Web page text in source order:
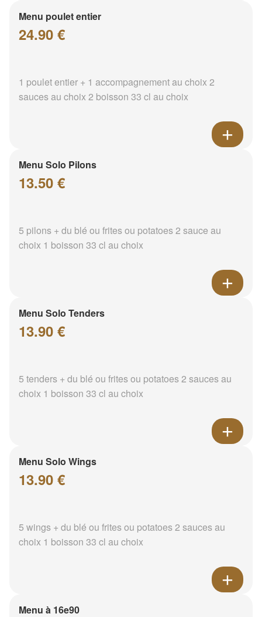
Menu poulet entier
24.90 €
1 poulet entier + 1 accompagnement au choix 2
sauces au choix 2 boisson 33 cl au choix
Menu Solo Pilons
13.50 €
5 pilons + du blé ou frites ou potatoes 2 sauce au
choix 1 boisson 33 cl au choix
Menu Solo Tenders
13.90 €
5 tenders + du blé ou frites ou potatoes 2 sauces au
choix 1 boisson 33 cl au choix
Menu Solo Wings
13.90 €
5 wings + du blé ou frites ou potatoes 2 sauces au
choix 1 boisson 33 cl au choix
Menu à 16e90